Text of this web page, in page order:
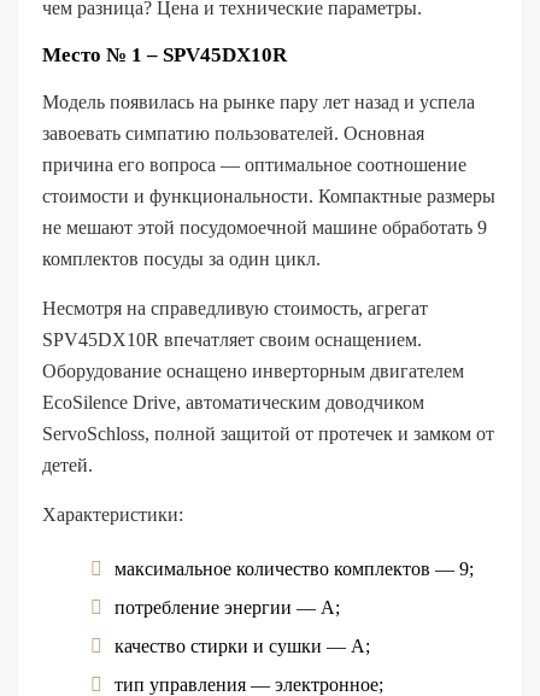
чем разница? Цена и технические параметры.
Место № 1 – SPV45DX10R
Модель появилась на рынке пару лет назад и успела
завоевать симпатию пользователей. Основная
причина его вопроса — оптимальное соотношение
стоимости и функциональности. Компактные размеры
не мешают этой посудомоечной машине обработать 9
комплектов посуды за один цикл.
Несмотря на справедливую стоимость, агрегат
SPV45DX10R впечатляет своим оснащением.
Оборудование оснащено инверторным двигателем
EcoSilence Drive, автоматическим доводчиком
ServoSchloss, полной защитой от протечек и замком от
детей.
Характеристики:
максимальное количество комплектов — 9;
потребление энергии — А;
качество стирки и сушки — А;
тип управления — электронное;